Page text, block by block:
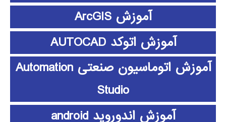
آموزش ArcGIS
آموزش اتوکد AUTOCAD
آموزش اتوماسیون صنعتی Automation
Studio
آموزش اندوروید android